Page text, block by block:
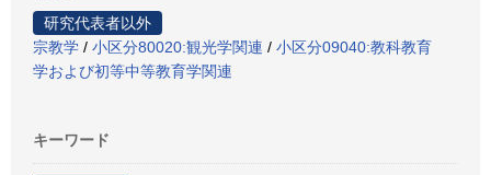
研究代表者以外
宗教学 / 小区分80020:観光学関連 / 小区分09040:教科教育
学および初等中等教育学関連
キーワード